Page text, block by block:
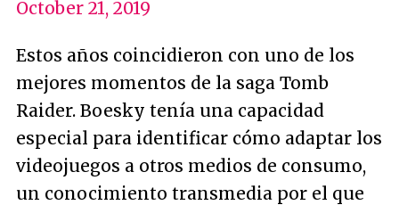
October 21, 2019
Estos años coincidieron con uno de los
mejores momentos de la saga Tomb
Raider. Boesky tenía una capacidad
especial para identificar cómo adaptar los
videojuegos a otros medios de consumo,
un conocimiento transmedia por el que